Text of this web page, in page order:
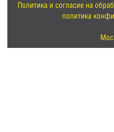
Политика и согласие на
политика